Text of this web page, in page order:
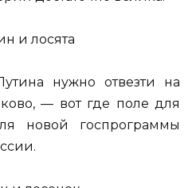
нужно отвезти на
— вот где поле для
новой госпрограммы